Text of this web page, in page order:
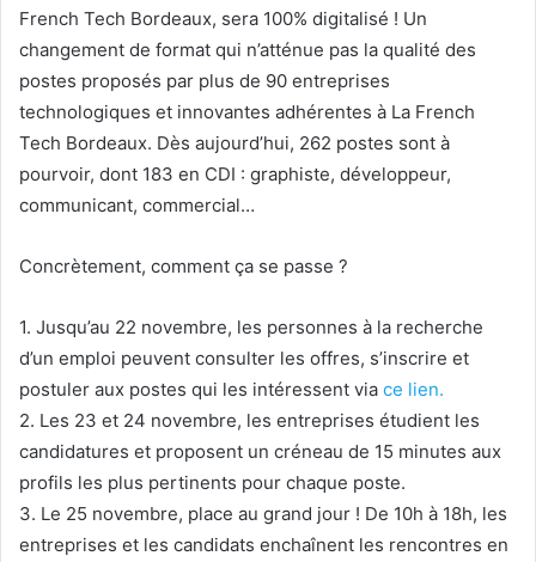
French Tech Bordeaux, sera 100% digitalisé ! Un
changement de format qui n’atténue pas la qualité des
postes proposés par plus de 90 entreprises
technologiques et innovantes adhérentes à La French
Tech Bordeaux. Dès aujourd’hui, 262 postes sont à
pourvoir, dont 183 en CDI : graphiste, développeur,
communicant, commercial…
Concrètement, comment ça se passe ?
1. Jusqu’au 22 novembre, les personnes à la recherche
d’un emploi peuvent consulter les offres, s’inscrire et
postuler aux postes qui les intéressent via ce lien.
2. Les 23 et 24 novembre, les entreprises étudient les
candidatures et proposent un créneau de 15 minutes aux
profils les plus pertinents pour chaque poste.
3. Le 25 novembre, place au grand jour ! De 10h à 18h, les
entreprises et les candidats enchaînent les rencontres en